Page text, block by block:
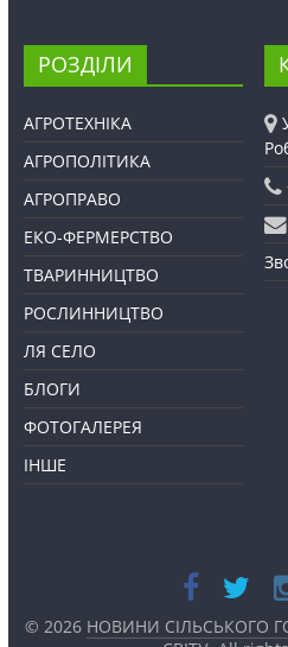
РОЗДІЛИ
АГРОТЕХНІКА
АГРОПОЛІТИКА
АГРОПРАВО
ЕКО-ФЕРМЕРСТВО
ТВАРИННИЦТВО
РОСЛИННИЦТВО
ЛЯ СЕЛО
БЛОГИ
ФОТОГАЛЕРЕЯ
ІНШЕ
© 2026 НОВИНИ СІЛЬСЬКОГО